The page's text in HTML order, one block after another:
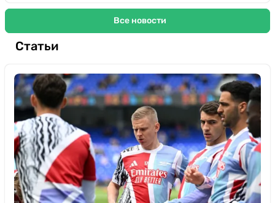
Все новости
Статьи